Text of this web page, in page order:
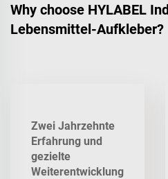
Why choose HYLABEL
Lebensmittel-Aufkleber?
Zwei Jahrzehnte
Erfahrung und
gezielte
Weiterentwicklung